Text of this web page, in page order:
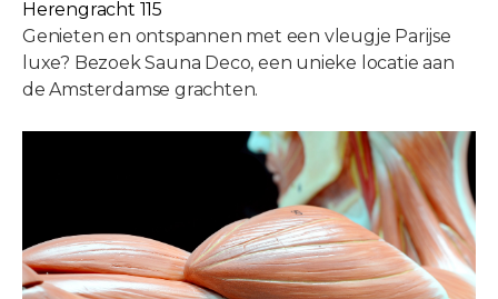
Herengracht 115
Genieten en ontspannen met een vleugje Parijse
luxe? Bezoek Sauna Deco, een unieke locatie aan
de Amsterdamse grachten.